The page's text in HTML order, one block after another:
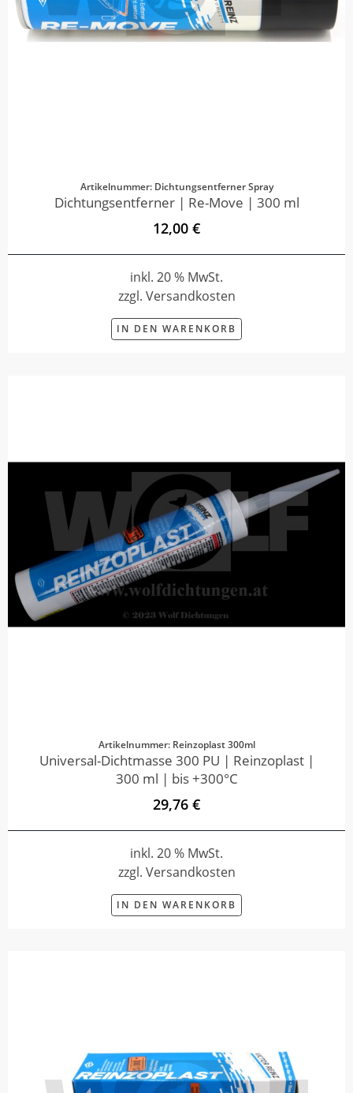
Artikelnummer: Dichtungsentferner Spray
Dichtungsentferner | Re-Move | 300 ml
12,00 €
inkl. 20 % MwSt.
zzgl. Versandkosten
IN DEN WARENKORB
Artikelnummer: Reinzoplast 300ml
Universal-Dichtmasse 300 PU | Reinzoplast |
300 ml | bis +300°C
29,76 €
inkl. 20 % MwSt.
zzgl. Versandkosten
IN DEN WARENKORB